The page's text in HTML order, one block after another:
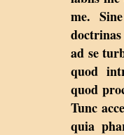
me.
ad se
quod
quod
Tunc
quia